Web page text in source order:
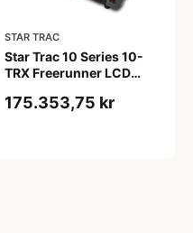
STAR TRAC
Star Trac 10 Series 10-
TRX Freerunner LCD
175.353,75 kr